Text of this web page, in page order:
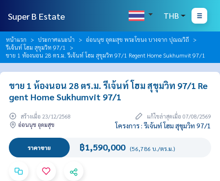
Super B Estate THB
หน้าแรก ประกาศแนะนำ
อ่อนนุช อุดมสุข พระโขนง บางจาก ปุณณวิถี
รีเจ้นท์ โฮม สุขุมวิท 97/1
ขาย 1 ห้องนอน 28 ตร.ม. รีเจ้นท์ โฮม สุขุมวิท 97/1 Regent Home Sukhumvit 97/1
ขาย 1 ห้องนอน 28 ตร.ม. รีเจ้นท์ โฮม สุขุมวิท 97/1 Re
gent Home Sukhumvit 97/1
สร้างเมื่อ 23/12/2568
แก้ไขล่าสุดเมื่อ 07/08/2569
อ่อนนุช อุดมสุข
โครงการ : รีเจ้นท์ โฮม สุขุมวิท 97/1
ราคาขาย ฿1,590,000 (56,786 บ./ตร.ม.)